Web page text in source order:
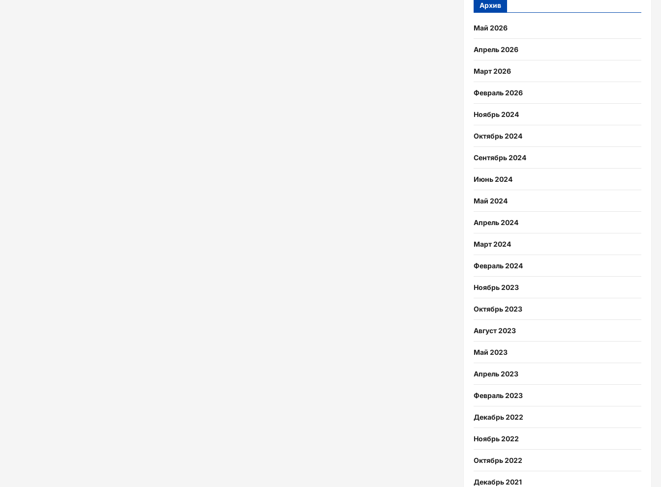
Архив
Май 2026
Апрель 2026
Март 2026
Февраль 2026
Ноябрь 2024
Октябрь 2024
Сентябрь 2024
Июнь 2024
Май 2024
Апрель 2024
Март 2024
Февраль 2024
Ноябрь 2023
Октябрь 2023
Август 2023
Май 2023
Апрель 2023
Февраль 2023
Декабрь 2022
Ноябрь 2022
Октябрь 2022
Декабрь 2021